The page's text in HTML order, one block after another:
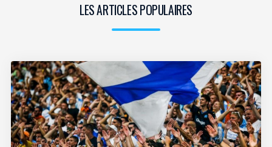
LES ARTICLES POPULAIRES